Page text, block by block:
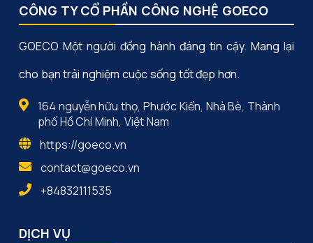
CÔNG TY CỔ PHẦN CÔNG NGHỆ GOECO
GOECO Một người đồng hành đáng tin cậy. Mang lại
cho bạn trải nghiệm cuộc sống tốt đẹp hơn.
164 nguyễn hữu thọ, Phước Kiển, Nhà Bè, Thành
phố Hồ Chí Minh, Việt Nam
https://goeco.vn
contact@goeco.vn
+84832111535
DỊCH VỤ